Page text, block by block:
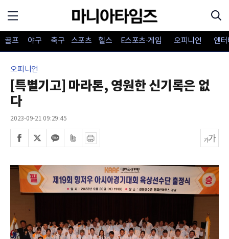
골프 야구 축구 스포츠 헬스 E스포츠·게임 오피니언 엔
오피니언
[특별기고] 마라톤, 영원한 신기록은 없
다
2023-09-21 09:29:45